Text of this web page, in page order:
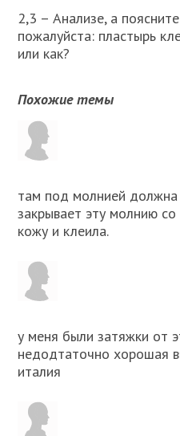
2,3 – Анализе, а
пожалуйста: пластырь
или как?
Похожие темы
там под молнией
закрывает эту молнию
кожу и клеила.
у меня были затяжки от
недодтаточно xорошая
италия